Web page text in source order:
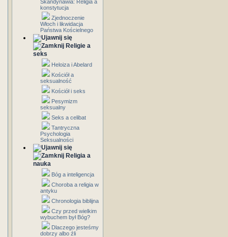
Skandynawia: Religia a
konstytucja
Zjednoczenie
Włoch i likwidacja
Państwa Kościelnego
Religie a
seks
Heloiza i Abelard
Kościół a
seksualność
Kościół i seks
Pesymizm
seksualny
Seks a celibat
Tantryczna
Psychologia
Seksualności
Religia a
nauka
Bóg a inteligencja
Choroba a religia w
antyku
Chronologia biblijna
Czy przed wielkim
wybuchem był Bóg?
Dlaczego jesteśmy
dobrzy albo źli